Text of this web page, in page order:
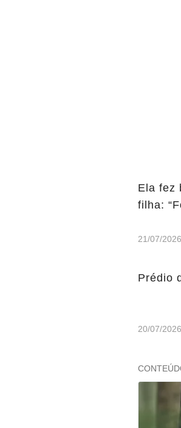
Ela fez
filha:
21/07/2026
Prédio
20/07/2026